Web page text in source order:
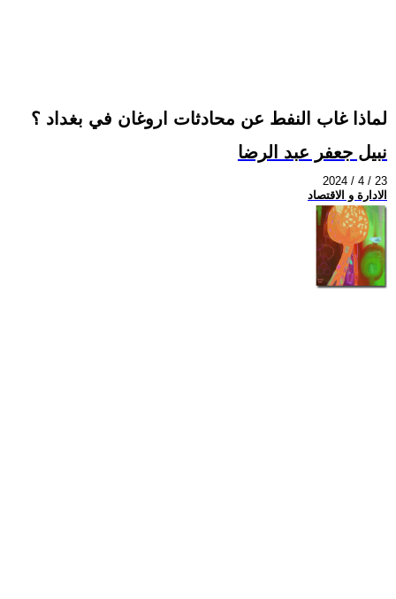
لماذا غاب النفط عن محادثات اروغان في بغداد ؟
نبيل جعفر عبد الرضا
2024 / 4 / 23
الادارة و الاقتصاد